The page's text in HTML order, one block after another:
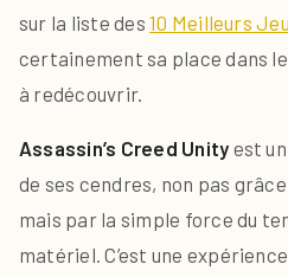
sur la liste des10 Meilleurs
certainement sa place dans
à redécouvrir.
Assassin’s Creed Unity est
de ses cendres, non pas
mais par la simple force du
matériel. C’est une